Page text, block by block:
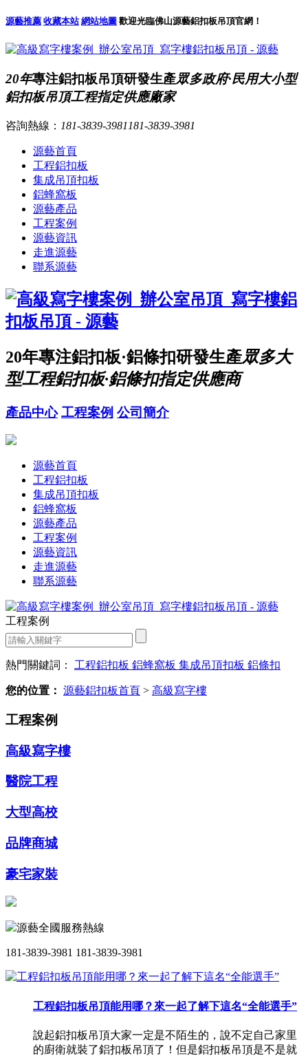
源藝推薦 收藏本站 網站地圖 歡迎光臨佛山源藝鋁扣板吊頂官網！
20年專注鋁扣板吊頂研發生產眾多政府·民用大小型
鋁扣板吊頂工程指定供應廠家
咨詢熱線： 181-3839-3981 181-3839-3981
源藝首頁
工程鋁扣板
集成吊頂扣板
鋁蜂窩板
源藝產品
工程案例
源藝資訊
走進源藝
聯系源藝
20年專注鋁扣板·鋁條扣研發生產眾多大
型工程鋁扣板·鋁條扣指定供應商
產品中心 工程案例 公司簡介
源藝首頁
工程鋁扣板
集成吊頂扣板
鋁蜂窩板
源藝產品
工程案例
源藝資訊
走進源藝
聯系源藝
工程案例
熱門關鍵詞： 工程鋁扣板 鋁蜂窩板 集成吊頂扣板 鋁條扣
您的位置： 源藝鋁扣板首頁 > 高級寫字樓
工程案例
高級寫字樓
醫院工程
大型高校
品牌商城
豪宅家裝
源藝全國服務熱線
181-3839-3981 181-3839-3981
工程鋁扣板吊頂能用哪？來一起了解下這名“全能選手”
說起鋁扣板吊頂大家一定是不陌生的，說不定自己家里
的廚衛就裝了鋁扣板吊頂了！但是鋁扣板吊頂是不是就